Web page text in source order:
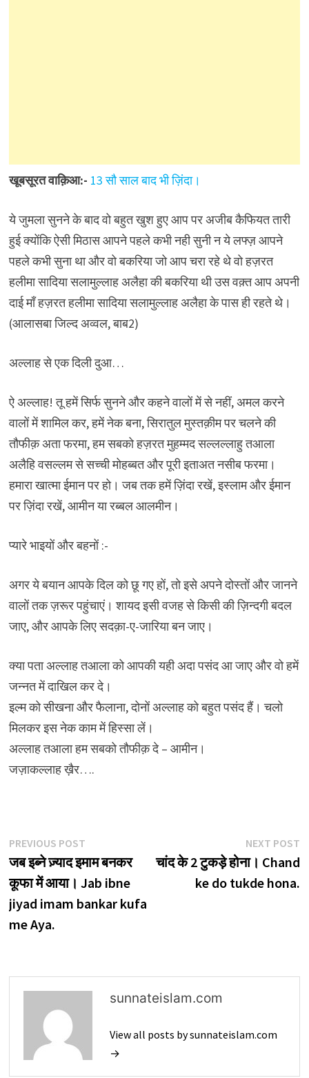
खूबसूरत वाक़िआ:- 13 सौ साल बाद भी ज़िंदा।
ये जुमला सुनने के बाद वो बहुत खुश हुए आप पर अजीब कैफियत तारी
हुई क्योंकि ऐसी मिठास आपने पहले कभी नही सुनी न ये लफ्ज़ आपने
पहले कभी सुना था और वो बकरिया जो आप चरा रहे थे वो हज़रत
हलीमा सादिया सलामुल्लाह अलैहा की बकरिया थी उस वक़्त आप अपनी
दाई माँ हज़रत हलीमा सादिया सलामुल्लाह अलैहा के पास ही रहते थे।
(आलासबा जिल्द अव्वल, बाब2)
अल्लाह से एक दिली दुआ…
ऐ अल्लाह! तू हमें सिर्फ सुनने और कहने वालों में से नहीं, अमल करने
वालों में शामिल कर, हमें नेक बना, सिरातुल मुस्तक़ीम पर चलने की
तौफीक़ अता फरमा, हम सबको हज़रत मुहम्मद सल्लल्लाहु तआला
अलैहि वसल्लम से सच्ची मोहब्बत और पूरी इताअत नसीब फरमा।
हमारा खात्मा ईमान पर हो। जब तक हमें ज़िंदा रखें, इस्लाम और ईमान
पर ज़िंदा रखें, आमीन या रब्बल आलमीन।
प्यारे भाइयों और बहनों :-
अगर ये बयान आपके दिल को छू गए हों, तो इसे अपने दोस्तों और जानने
वालों तक ज़रूर पहुंचाएं। शायद इसी वजह से किसी की ज़िन्दगी बदल
जाए, और आपके लिए सदक़ा-ए-जारिया बन जाए।
क्या पता अल्लाह तआला को आपकी यही अदा पसंद आ जाए और वो हमें
जन्नत में दाखिल कर दे।
इल्म को सीखना और फैलाना, दोनों अल्लाह को बहुत पसंद हैं। चलो
मिलकर इस नेक काम में हिस्सा लें।
अल्लाह तआला हम सबको तौफीक़ दे – आमीन।
जज़ाकल्लाह ख़ैर….
Post
navigation
PREVIOUS POSTPrevious
post:
जब इब्ने ज़्याद इमाम बनकर
कूफा में आया। Jab ibne
jiyad imam bankar kufa
me Aya.
NEXT POST
चांद के 2 टुकड़े होना। Chand
ke do tukde hona.
sunnateislam.com
View all posts by sunnateislam.com
→